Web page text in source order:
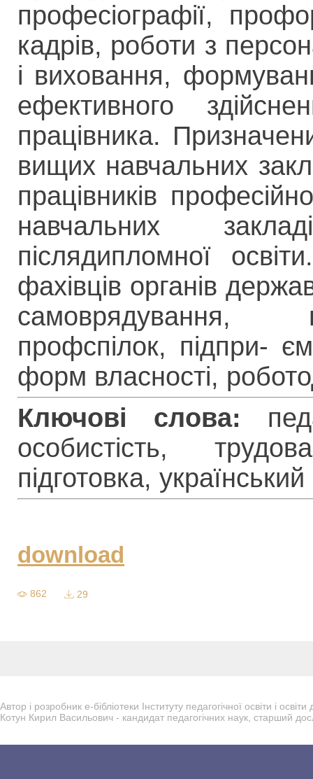
професіографії,
кадрів, роботи з
і виховання,
ефективного
працівника.
вищих навчальних
працівників
навчальних
післядипломної
фахівців органів
самоврядування,
профспілок, підпри-
форм власності,
Ключові слова:
особистість,
підготовка,
download
862 29
Автор і розробник е-бібліотеки Інституту педагогічної освіти і
Котун Кирил Васильович - кандидат педагогічних наук, старший